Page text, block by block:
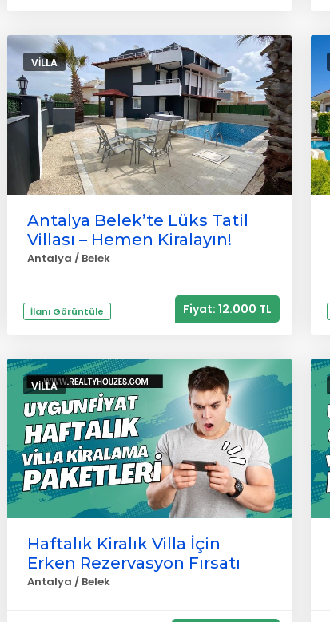
VILLA
Antalya Belek’te Lüks Tatil
Villası – Hemen Kiralayın!
Antalya / Belek
İlanı Görüntüle Fiyat: 12.000 TL
VILLA
Haftalık Kiralık Villa İçin
Erken Rezervasyon Fırsatı
Antalya / Belek